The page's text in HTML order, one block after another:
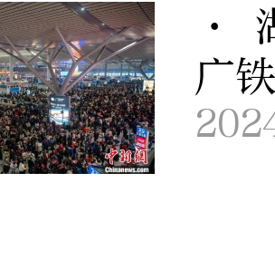
·
广